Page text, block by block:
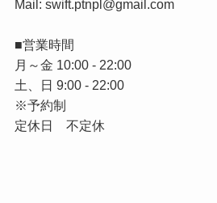
Mail: swift.ptnpl@gmail.com
■営業時間
月～金 10:00 - 22:00
土、日 9:00 - 22:00
※予約制
定休日 不定休